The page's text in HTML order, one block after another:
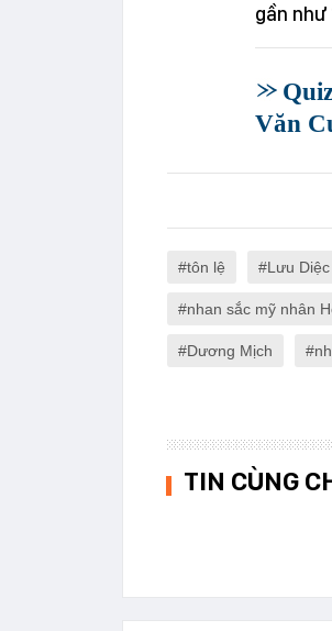
gần như
Văn
tôn lệ Lưu
nhan sắc mỹ nhân
Dương Mịch
TIN CÙNG